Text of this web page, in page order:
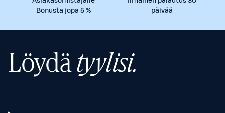
Bonusta jopa 5 %
päivää
Löydätyylisi.